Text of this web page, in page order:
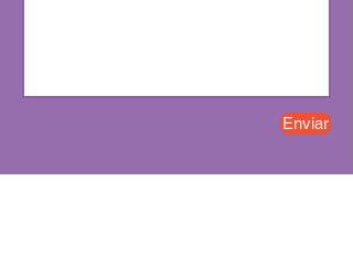
Enviar